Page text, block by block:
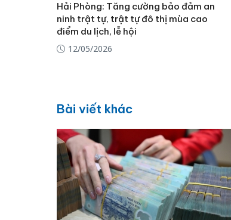
Hải Phòng: Tăng cường bảo đảm an
ninh trật tự, trật tự đô thị mùa cao
điểm du lịch, lễ hội
12/05/2026
Bài viết khác